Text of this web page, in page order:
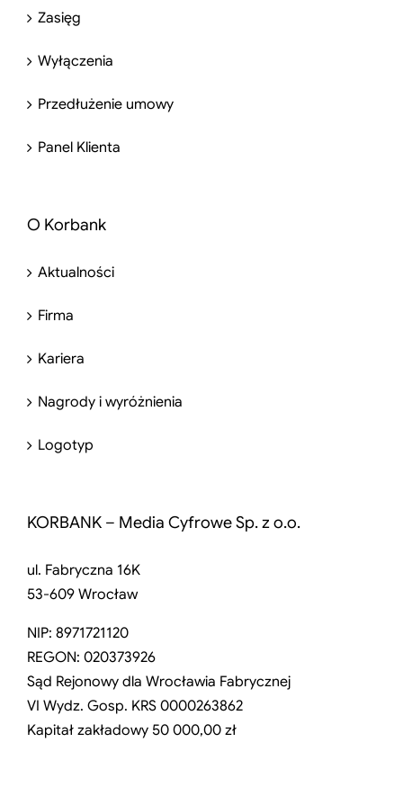
Zasięg
Wyłączenia
Przedłużenie umowy
Panel Klienta
O Korbank
Aktualności
Firma
Kariera
Nagrody i wyróżnienia
Logotyp
KORBANK – Media Cyfrowe Sp. z o.o.
ul. Fabryczna 16K
53-609 Wrocław
NIP: 8971721120
REGON: 020373926
Sąd Rejonowy dla Wrocławia Fabrycznej
VI Wydz. Gosp. KRS 0000263862
Kapitał zakładowy 50 000,00 zł